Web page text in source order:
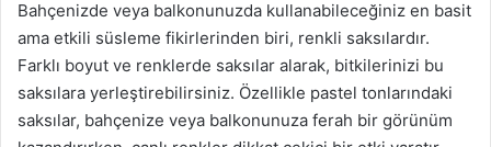
Bahçenizde veya balkonunuzda kullanabileceğiniz en basit
ama etkili süsleme fikirlerinden biri, renkli saksılardır.
Farklı boyut ve renklerde saksılar alarak, bitkilerinizi bu
saksılara yerleştirebilirsiniz. Özellikle pastel tonlarındaki
saksılar, bahçenize veya balkonunuza ferah bir görünüm